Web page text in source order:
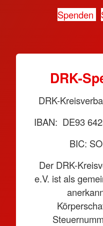
Spenden
DRK-
DRK-
IBAN: DE93
BIC:
Der DRK-
e.V. ist als